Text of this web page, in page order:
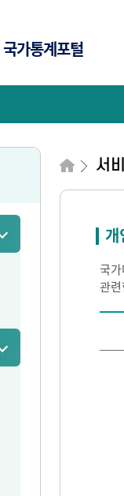
국가통계포털
서
국
관